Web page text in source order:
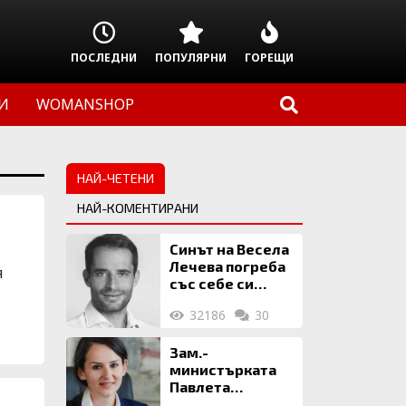
ПОСЛЕДНИ ПОПУЛЯРНИ ГОРЕЩИ
WOMANSHOP
НАЙ-ЧЕТЕНИ
НАЙ-КОМЕНТИРАНИ
Синът на Весела
Лечева погреба
със себе си
млн. евро
32186 30
Зам.-
министърката
Павлета